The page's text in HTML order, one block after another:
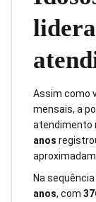
Assim como
mensais, a
atendimento
anos
Na
anos, com